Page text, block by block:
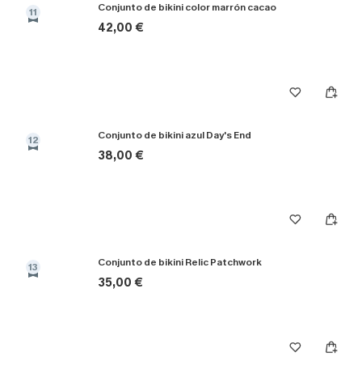
11 Conjunto de bikini color marrón cacao
42,00 €
12 Conjunto de bikini azul Day's End
38,00 €
13 Conjunto de bikini Relic Patchwork
35,00 €